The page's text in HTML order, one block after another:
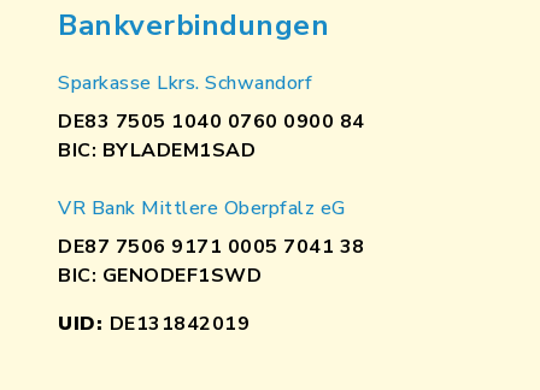
Bankverbindungen
Sparkasse Lkrs. Schwandorf
DE83 7505 1040 0760 0900 84
BIC: BYLADEM1SAD
VR Bank Mittlere Oberpfalz eG
DE87 7506 9171 0005 7041 38
BIC: GENODEF1SWD
UID: DE131842019